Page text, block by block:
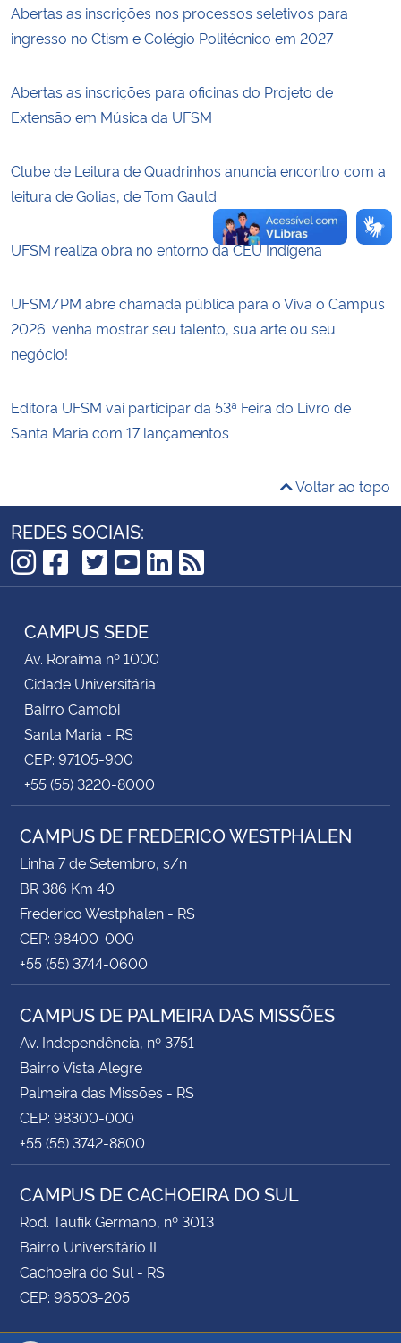
Planalto
Abertas as inscrições nos processos seletivos para
ingresso no Ctism e Colégio Politécnico em 2027
Abertas as inscrições para oficinas do Projeto de
Extensão em Música da UFSM
Clube de Leitura de Quadrinhos anuncia encontro com a
leitura de Golias, de Tom Gauld
UFSM realiza obra no entorno da CEU Indígena
UFSM/PM abre chamada pública para o Viva o Campus
2026: venha mostrar seu talento, sua arte ou seu
negócio!
Editora UFSM vai participar da 53ª Feira do Livro de
Santa Maria com 17 lançamentos
Voltar ao topo
REDES SOCIAIS:
Instagram
Facebook
TikTok
Twitter
YouTube
LinkedIn
RSS
CAMPUS SEDE
Av. Roraima nº 1000
Cidade Universitária
Bairro Camobi
Santa Maria - RS
CEP: 97105-900
+55 (55) 3220-8000
CAMPUS DE FREDERICO WESTPHALEN
Linha 7 de Setembro, s/n
BR 386 Km 40
Frederico Westphalen - RS
CEP: 98400-000
+55 (55) 3744-0600
CAMPUS DE PALMEIRA DAS MISSÕES
Av. Independência, nº 3751
Bairro Vista Alegre
Palmeira das Missões - RS
CEP: 98300-000
+55 (55) 3742-8800
CAMPUS DE CACHOEIRA DO SUL
Rod. Taufik Germano, nº 3013
Bairro Universitário II
Cachoeira do Sul - RS
CEP: 96503-205